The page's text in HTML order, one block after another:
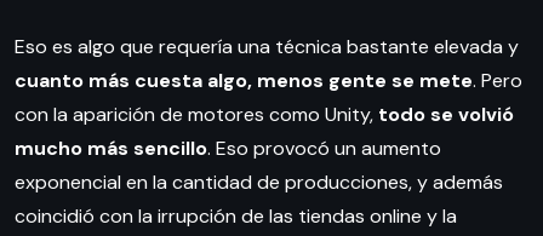
Eso es algo que requería una técnica bastante elevada y
cuanto más cuesta algo, menos gente se mete. Pero
con la aparición de motores como Unity, todo se volvió
mucho más sencillo. Eso provocó un aumento
exponencial en la cantidad de producciones, y además
coincidió con la irrupción de las tiendas online y la